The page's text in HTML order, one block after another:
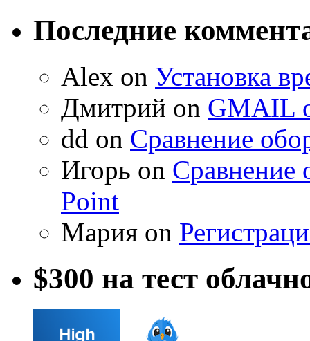
Последние
Alex on Установка
Дмитрий on GMAIL
dd on Сравнение
Игорь on Сравнение
Point
Мария on
$300 на тест